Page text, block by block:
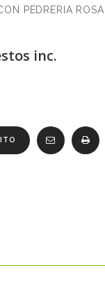
PEDRERIA
inc.